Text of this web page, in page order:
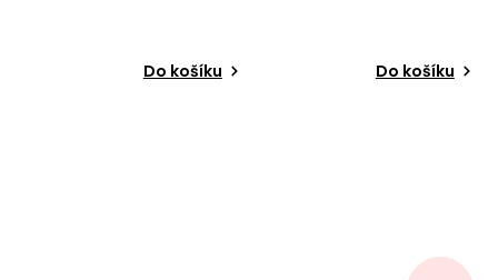
Do košíku Do košíku